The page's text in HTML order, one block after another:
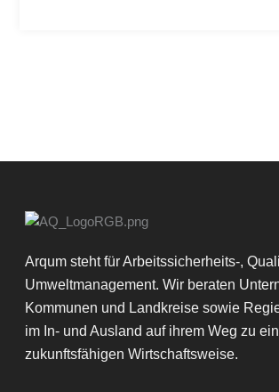
Arqum steht für Arbeitssicherheits-,
Umweltmanagement. Wir beraten
Kommunen und Landkreise sowie
im In- und Ausland auf ihrem Weg zu
zukunftsfähigen Wirtschaftsweise.